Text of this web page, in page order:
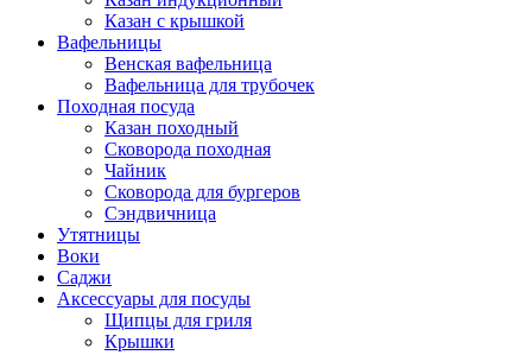
Казан с крышкой
Вафельницы
Венская вафельница
Вафельница для трубочек
Походная посуда
Казан походный
Сковорода походная
Чайник
Сковорода для бургеров
Сэндвичница
Утятницы
Bоки
Саджи
Аксессуары для посуды
Щипцы для гриля
Крышки